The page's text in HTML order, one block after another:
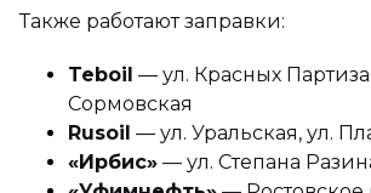
Также работают заправки:
Teboil — ул. Красных
Сормовская
Rusoil — ул. Уральская, ул.
«Ирбис» — ул. Степана